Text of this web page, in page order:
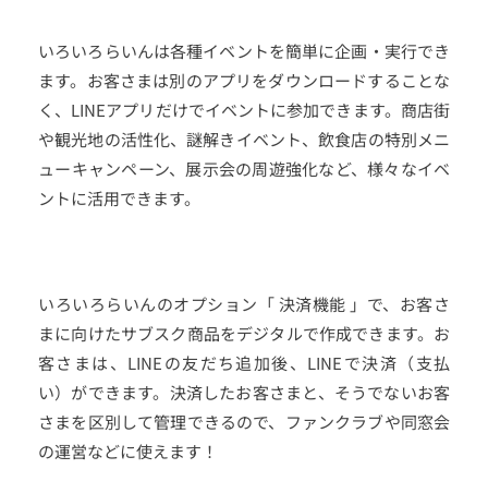
いろいろらいんは各種イベントを簡単に企画・実行でき
ます。お客さまは別のアプリをダウンロードすることな
く、LINEアプリだけでイベントに参加できます。商店街
や観光地の活性化、謎解きイベント、飲食店の特別メニ
ューキャンペーン、展示会の周遊強化など、様々なイベ
ントに活用できます。
いろいろらいんのオプション「 決済機能 」で、お客さ
まに向けたサブスク商品をデジタルで作成できます。お
客さまは、LINEの友だち追加後、LINEで決済（支払
い）ができます。決済したお客さまと、そうでないお客
さまを区別して管理できるので、ファンクラブや同窓会
の運営などに使えます！